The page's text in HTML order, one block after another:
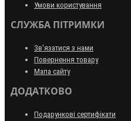
Умови користування
СЛУЖБА ПІТРИМКИ
Зв’язатися з нами
Повернення товару
Мапа сайту
ДОДАТКОВО
Подарункові сертифікати